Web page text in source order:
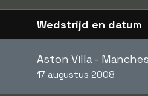
Wedstrijd en datum
Aston Villa -
17 augustus 2008